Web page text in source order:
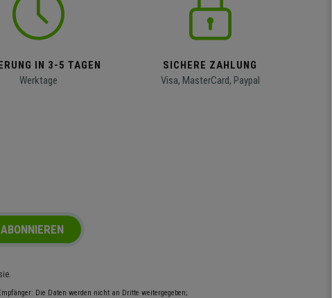
IN 3-5 TAGEN
Werktage
SICHERE ZAHLUNG
Visa, MasterCard, Paypal
ABONNIEREN
Die Daten werden nicht an Dritte weitergegeben;